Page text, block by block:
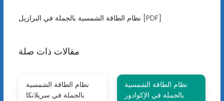
نظام الطاقة الشمسية بالجملة في البرازيل [PDF]
مقالات ذات صلة
نظام الطاقة الشمسية
بالجملة في سريلانكا
نظام الطاقة الشمسية
بالجملة في الإكوادور